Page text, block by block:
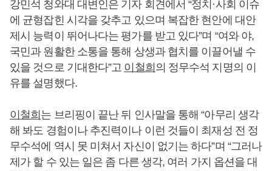
강민석 청와대 대변인은 기자 회견에서 “정치·사회 이슈
에 균형잡힌 시각을 갖추고 있으며 복잡한 현안에 대안
제시 능력이 뛰어나다는 평가를 받고 있다”며 “여와 야,
국민과 원활한 소통을 통해 상생과 협치를 이끌어낼 수
있을 것으로 기대한다”고 이철희 의 정무수석 지명의 이
유를 설명했다.
이철희 는 브리핑이 끝난 뒤 인사말을 통해 “아무리 생각
해 봐도 경험이나 추진력이나 이런 것들이 최재성 전 정
무수석에 역시 못 미쳐서 자신이 없기는 하다”며 “그러나
제가 할 수 있는 일은 좀 다른 생각, 여러 가지 옵션을 대